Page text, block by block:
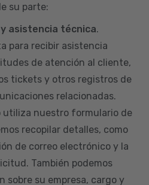
su parte:
asistencia técnica.
para recibir asistencia
de atención al cliente,
tickets y otros registros de
relacionadas.
utiliza nuestro formulario de
recopilar detalles, como
de correo electrónico y la
También podemos
sobre su empresa, cargo y